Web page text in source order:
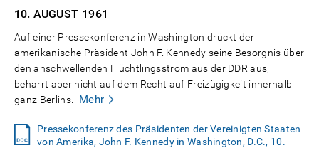
10. AUGUST 1961
Auf einer Pressekonferenz in Washington drückt der
amerikanische Präsident John F. Kennedy seine Besorgnis über
den anschwellenden Flüchtlingsstrom aus der DDR aus,
beharrt aber nicht auf dem Recht auf Freizügigkeit innerhalb
ganz Berlins.
Mehr
Pressekonferenz des Präsidenten der Vereinigten Staaten
von Amerika, John F. Kennedy in Washington, D.C., 10.